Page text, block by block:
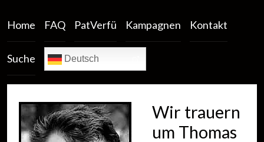
Home FAQ PatVerfü Kampagnen Kontakt
Suche Deutsch
Wir trauern
um Thomas